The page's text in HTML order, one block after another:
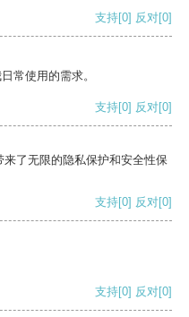
支持[0] 反对[0]
常使用的需求。
支持[0] 反对[0]
了无限的隐私保护和安全性保
支持[0] 反对[0]
支持[0] 反对[0]